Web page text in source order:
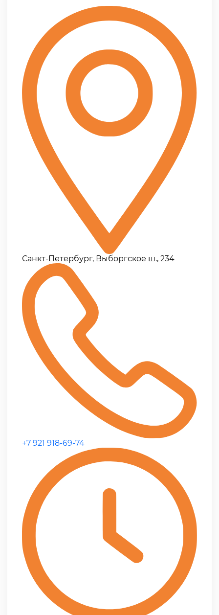
Санкт-Петербург, Выборгское ш., 234
+7 921 918-69-74